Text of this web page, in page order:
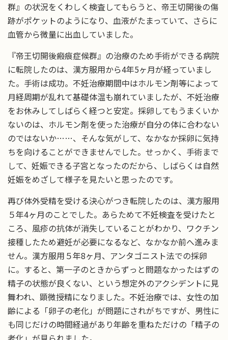
群』の状況をくわしく検査してもらうと、帝王切開後の傷
跡がポケットのようになり、血液がたまっていて、さらに
血管から微量に出血していました。
『帝王切開後瘢痕症候群』の治療のため手術ができる病院
に転院したのは、漢方服用から4年5ヶ月が経っていまし
た。手術は成功。不妊治療期間中はホルモン剤等によって
月経周期が乱れて基礎体温も崩れていましたが、不妊治療
をお休みしてしばらく経つと安定。採卵してもうまくいか
ないのは、ホルモン剤を使った治療が自分の体に合わない
のではないか……、そんな気がして、なかなか採卵に気持
ちを向けることができませんでした。せっかく、手術まで
して、妊娠できる子宮となったのだから、しばらくは自然
妊娠をめざして様子を見たいと思ったのです。
再び体外受精を受ける決心がつき転院したのは、漢方服用
５年4ヶ月のことでした。あらためて不妊検査を受けたと
ころ、風疹の抗体が消失していることがわかり、ワクチン
接種したため避妊が必要になるなど、なかなか前へ進みま
せん。漢方服用５年8ヶ月、アンタゴニスト法での採卵
に。すると、第一子のときからずっと問題なかったはずの
精子の状態が良くない、という想定外のアクシデントに見
舞われ、顕微授精になりました。不妊治療では、女性の加
齢による「卵子の老化」が問題にされがちですが、男性に
も同じだけの時間経過があり年齢を重ねただけの「精子の